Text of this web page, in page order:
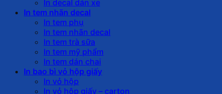
In decal dán xe
In tem nhãn decal
In tem phụ
In tem nhãn decal
In tem trà sữa
In tem mỹ phẩm
In tem dán chai
In bao bì vỏ hộp giấy
In vỏ hộp
In vỏ hộp giấy – carton